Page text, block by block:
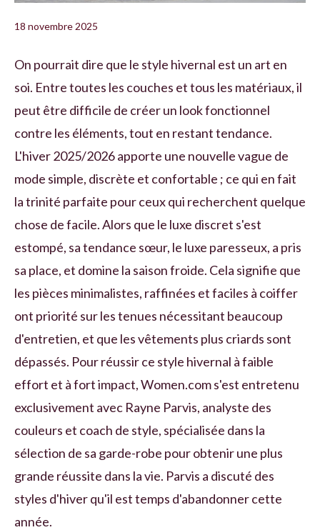
18 novembre 2025
On pourrait dire que le style hivernal est un art en
soi. Entre toutes les couches et tous les matériaux, il
peut être difficile de créer un look fonctionnel
contre les éléments, tout en restant tendance.
L'hiver 2025/2026 apporte une nouvelle vague de
mode simple, discrète et confortable ; ce qui en fait
la trinité parfaite pour ceux qui recherchent quelque
chose de facile. Alors que le luxe discret s'est
estompé, sa tendance sœur, le luxe paresseux, a pris
sa place, et domine la saison froide. Cela signifie que
les pièces minimalistes, raffinées et faciles à coiffer
ont priorité sur les tenues nécessitant beaucoup
d'entretien, et que les vêtements plus criards sont
dépassés. Pour réussir ce style hivernal à faible
effort et à fort impact, Women.com s'est entretenu
exclusivement avec Rayne Parvis, analyste des
couleurs et coach de style, spécialisée dans la
sélection de sa garde-robe pour obtenir une plus
grande réussite dans la vie. Parvis a discuté des
styles d'hiver qu'il est temps d'abandonner cette
année.